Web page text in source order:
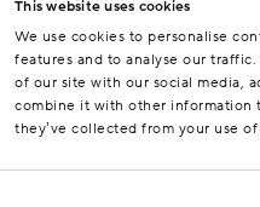
This website uses cookies
We use cookies to personalise
features and to analyse our
of our site with our social media,
combine it with other information
they’ve collected from your use